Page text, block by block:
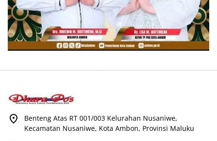
Benteng Atas RT 001/003 Kelurahan Nusaniwe,
Kecamatan Nusaniwe, Kota Ambon, Provinsi Maluku